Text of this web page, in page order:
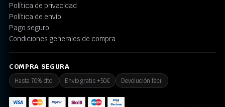
Política de privacidad
Política de envío
Pago seguro
Condiciones generales de compra
COMPRA SEGURA
Hasta 70% dto. Envío gratis +50€ Devolución fácil